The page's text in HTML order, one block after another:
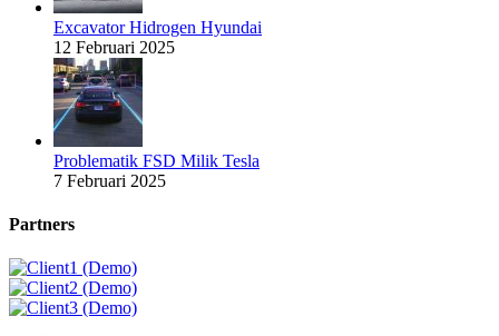
Excavator Hidrogen Hyundai
12 Februari 2025
Problematik FSD Milik Tesla
7 Februari 2025
Partners